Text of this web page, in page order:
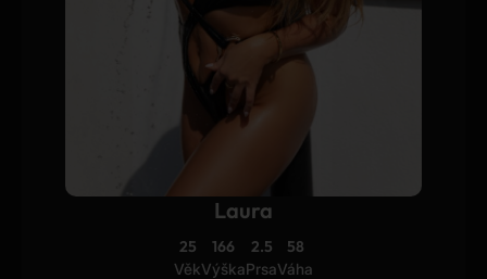
Laura
25
Věk
166
Výška
2.5
Prsa
58
Váha